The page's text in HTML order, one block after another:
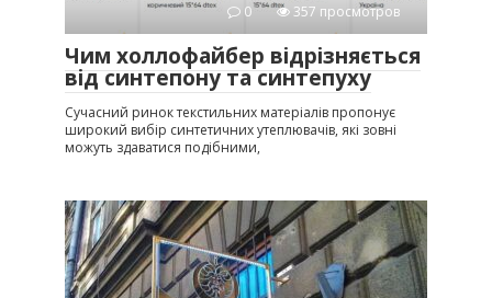
0
357 просмотров
Чим холлофайбер відрізняється
від синтепону та синтепуху
Сучасний ринок текстильних матеріалів пропонує
широкий вибір синтетичних утеплювачів, які зовні
можуть здаватися подібними,